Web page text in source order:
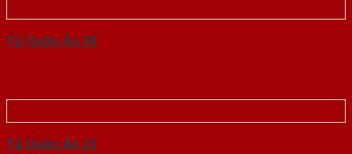
Tủ Quần Áo 38
Tủ Quần Áo 23